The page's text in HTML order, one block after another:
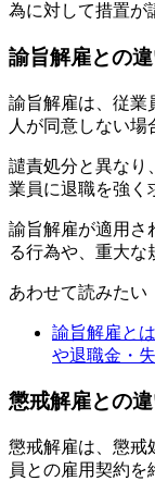
為に対して措置が
諭旨解雇との
諭旨解雇は、従業
人が同意しない場
譴責処分と異なり
業員に退職を強く
諭旨解雇が適用さ
る行為や、重大な
あわせて読みたい
諭旨解雇と
や退職金・
懲戒解雇との
懲戒解雇は、懲戒
員との雇用契約を